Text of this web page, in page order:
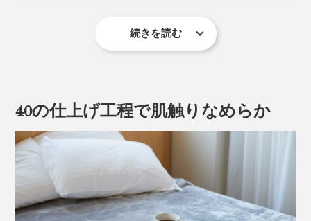
続きを読む
40の仕上げ工程で肌触りなめらか